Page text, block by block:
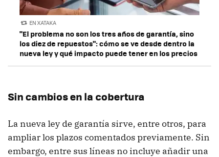
EN XATAKA
"El problema no son los tres años de garantía, sino
los diez de repuestos": cómo se ve desde dentro la
nueva ley y qué impacto puede tener en los precios
Sin cambios en la cobertura
La nueva ley de garantía sirve, entre otros, para
ampliar los plazos comentados previamente. Sin
embargo, entre sus líneas no incluye añadir una